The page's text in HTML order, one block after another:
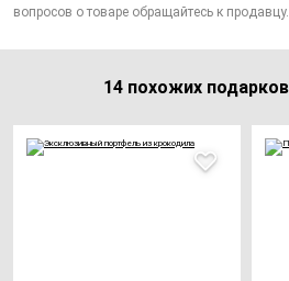
вопросов о товаре обращайтесь к продавцу.
14 похожих